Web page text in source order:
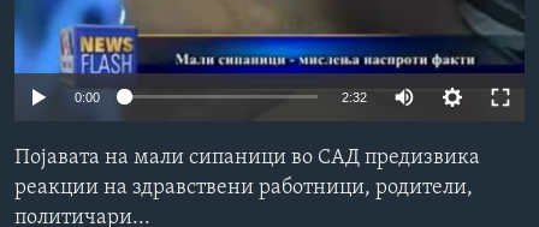
ИНТЕРВЈУА
Јазици
0:00 2:32
Појавата на мали сипаници во САД предизвика
реакции на здравствени работници, родители,
политичари...